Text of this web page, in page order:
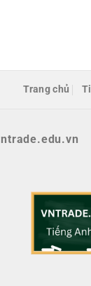
Trang chủ